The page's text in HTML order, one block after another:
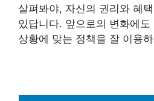
살펴봐야, 자신의 권리와 혜
있답니다. 앞으로의 변화에도
상황에 맞는 정책을 잘 이용